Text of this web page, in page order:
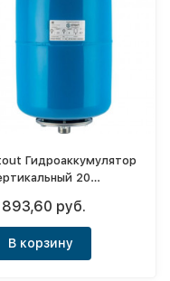
Гидроаккумулятор
20
893,60 руб.
В корзину